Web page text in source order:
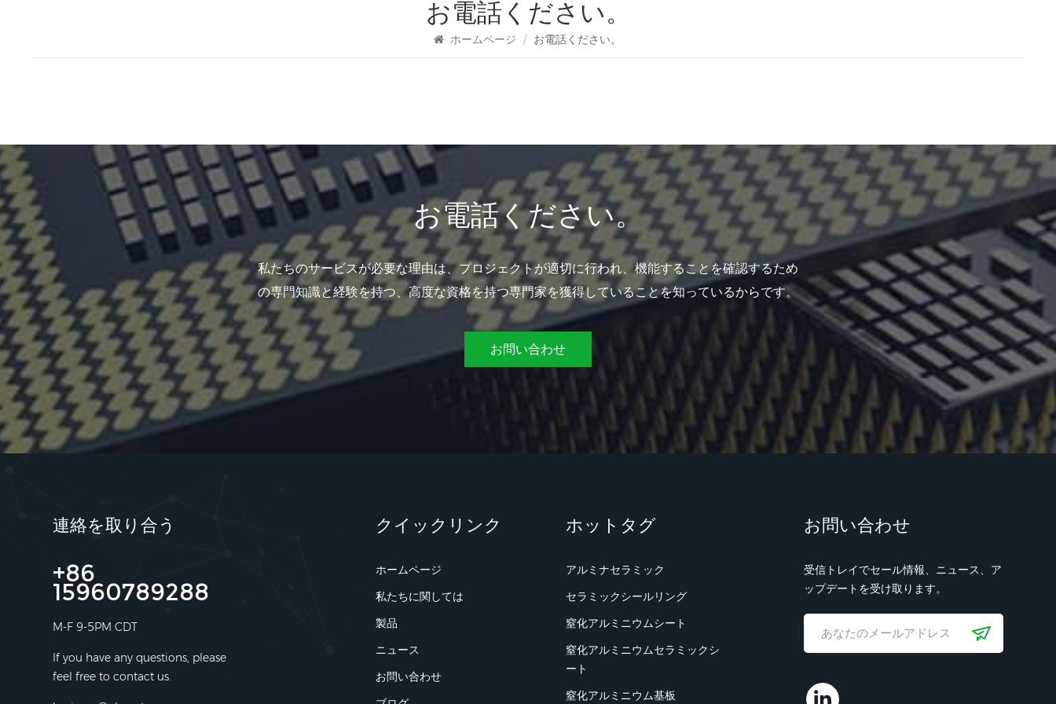
お電話ください。
ホームページ / お電話ください。
お電話ください。
私たちのサービスが必要な理由は、プロジェクトが適切に行われ、機能することを確認するため
の専門知識と経験を持つ、高度な資格を持つ専門家を獲得していることを知っているからです。
お問い合わせ
連絡を取り合う
+86
15960789288
M-F 9-5PM CDT
If you have any questions, please
feel free to contact us.
クイックリンク
ホームページ
私たちに関しては
製品
ニュース
お問い合わせ
ホットタグ
アルミナセラミック
セラミックシールリング
窒化アルミニウムシート
窒化アルミニウムセラミックシ
ート
窒化アルミニウム基板
お問い合わせ
受信トレイでセール情報、ニュース、ア
ップデートを受け取ります。